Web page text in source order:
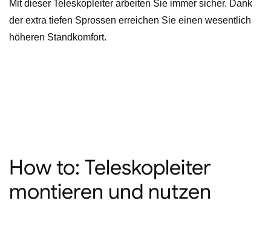
Mit dieser Teleskopleiter arbeiten Sie immer sicher. Dank
der extra tiefen Sprossen erreichen Sie einen wesentlich
höheren Standkomfort.
How to: Teleskopleiter
montieren und nutzen